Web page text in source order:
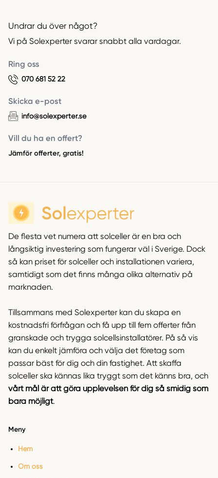
Undrar du över något?
Vi på Solexperter svarar snabbt alla vardagar.
Ring oss
070 681 52 22
Skicka e-post
info@solexperter.se
Vill du ha en offert?
Jämför offerter, gratis!
De flesta vet numera att solceller är en bra och
långsiktig investering som fungerar väl i Sverige. Dock
så kan priset för solceller och installationen variera,
samtidigt som det finns många olika alternativ på
marknaden.
Tillsammans med Solexperter kan du skapa en
kostnadsfri förfrågan och få upp till fem offerter från
granskade och trygga solcellsinstallatörer. På så vis
kan du enkelt jämföra och välja det företag som
passar bäst för dig och din fastighet. Att skaffa
solceller ska kännas lika tryggt som det känns bra, och
vårt mål är att göra upplevelsen för dig så smidig som
bara möjligt.
Meny
Hem
Om oss